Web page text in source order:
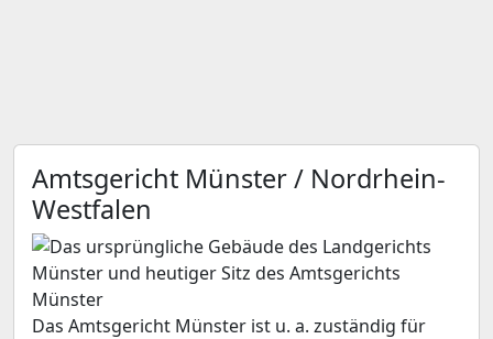
Amtsgericht Münster / Nordrhein-
Westfalen
Das Amtsgericht Münster ist u. a. zuständig für